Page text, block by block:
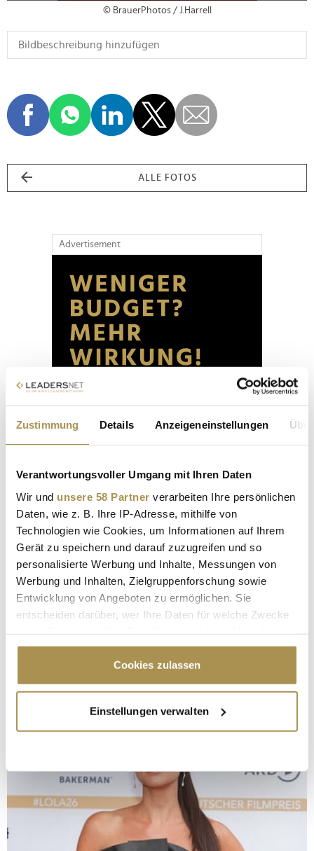
Zustimmung Details Anzeigeneinstellungen
Verantwortungsvoller Umgang mit Ihren Daten
Wir und unsere 58 Partner verarbeiten Ihre persönlichen
Daten, wie z. B. Ihre IP-Adresse, mithilfe von
Technologien wie Cookies, um Informationen auf Ihrem
Gerät zu speichern und darauf zuzugreifen und so
personalisierte Werbung und Inhalte, Messungen von
Werbung und Inhalten, Zielgruppenforschung sowie
Entwicklung von Angeboten zu ermöglichen. Sie
entscheiden darüber, wer Ihre Daten für welche Zwecke
Cookie-Erklärung oder durch Klicken auf das Privacy
Trigger Symbol ändern oder widerrufen
Informationen über Ihre geografische Lage
erfassen, welche bis auf einige Meter genau sein
bestimmten Merkmalen (Fingerprinting) identifizieren
Erfahren Sie mehr darüber, wie Ihre persönlichen Daten
verarbeitet werden, und legen Sie Ihre Präferenzen im
Abschnitt Einzelheitenfest.
Cookies zulassen
Einstellungen verwalten
© BrauerPhotos / J.Harrell
ALLE FOTOS
Advertisement